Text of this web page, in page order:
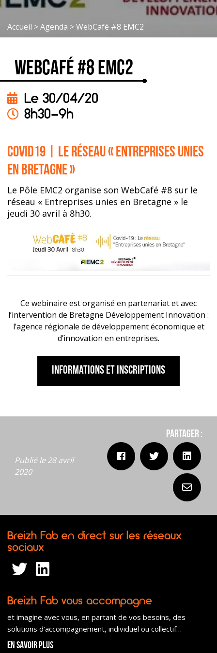
Accueil >Agenda >WebCafé #8 EMC2
WebCafé #8 EMC2
Le 30/04/20
8h30-9h
COVID19 | Le réseau « Entreprises unies
en Bretagne »
Le Pôle EMC2 organise son WebCafé #8 sur le
réseau « Entreprises unies en Bretagne » le
jeudi 30 avril à 8h30.
Ce webinaire est organisé en partenariat et avec
l’intervention de Bretagne Développement Innovation :
l’agence régionale de développement économique et
d’innovation en entreprises.
Informations et inscriptions
Publié le 28 avril
2020
Partager :
Breizh Fab vous accompagne
et imagine avec vous, en partant de vos besoins, des
solutions d’accompagnement, individuel ou collectif…
En savoir plus
Breizh Fab en direct sur les réseaux
sociaux